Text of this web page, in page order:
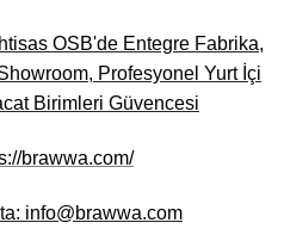
Mağazaları
İmalatçıları
İmalatçıları
Mobilyacıları
OSB'de Entegre Fabrika,
Profesyonel Yurt İçi
Birimleri Güvencesi
brawwa.com/
info@brawwa.com